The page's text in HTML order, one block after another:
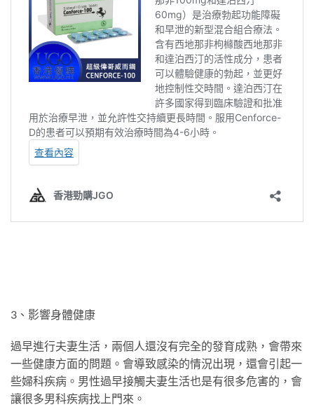
3、影響身體健康
過早進行夫妻生活，兩個人還沒有完全的發育成熟，會帶來
一些健康方面的問題。會導致感染的情況出現，還會引起一
些婦科疾病。男性過早接觸夫妻生活也是有很多危害的，會
讓很多男科疾病找上門來。